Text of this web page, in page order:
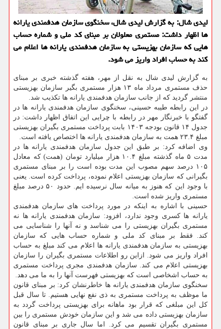
لیدی شال: به گزارش لیدی شال، سخنگوی سازمان هدفمندی یارانه
ها اظهار داشت: مستمری معلولان بر مبنای کد ملی و شماره حساب
هایی که سازمان بهزیستی به سازمان هدفمندی یارانه ها اعلام می
کند به حساب افراد واریز می شود.
به گزارش لیدی شال به نقل از مهر، هفته گذشته خبری بر مبنای
حذف مستمری مرداد ماه ۱۳ هزار مستمری بگیر سازمان بهزیستی
منتشر گردید که از جانب سازمان هدفمندی یارانه ها تکذیب شد.
در این رابطه طیبه حسینی، سخنگوی سازمان هدفمندی یارانه ها در
گفتگو با خبرنگار مهر در رابطه با چرایی این اتفاق اظهار داشت: در
جدول ۱۴ قانون بودجه ۱۴۰۳ بابت پرداخت مستمری بگیران بهزیستی
مبلغ ۲۳.۴ همت به سازمان هدفمندی یارانه ها اختصاص یافته است.
وی اضافه کرد: بر طبق این جدول سازمان هدفمندی یارانه ها در
مدت ۵ ماه گذشته مبلغ ۱۰.۴ هزار میلیارد تومان (همت) که معادل
۱۰۵ درصد سهم مصوب این مدت بوده است را بر مبنای مستمری
بگیرانی که سازمان بهزیستی اعلام نموده، پرداخت کرده است. یعنی
با وجود این که هنوز به میانه سال نرسیده ایم. حدود ۵۰ درصد مبلغ
مستمری واریز شده است.
حسینی با اشاره به اینکه در مورد پرداخت های سازمان هدفمندی
یارانه ها کسری وجود ندارد، افزود: سازمان هدفمندی یارانه ها نه
مستمری بگیران بهزیستی را می شناسد و نه آنها را شناسایی می
کند. فقط بر مبنای کد ملی و شماره حساب هایی که سازمان
بهزیستی به سازمان هدفمندی یارانه ها اعلام می کند مبلغ به حساب
افراد واریز می شود. ازاین رو اطلاعات مستمری بگیران را سازمان
بهزیستی اعلام می کند. سازمان هدفمندی مجری پرداخت مستمری
به حساب اشخاصی است که بهزیستی فهرست آنها را به ما می دهد.
سخنگوی سازمان هدفمندی یارانه ها خاطرنشان کرد: بر مبنای قانون
ما موظف به پرداخت مستمری به ذی نفع نهایی هستیم. تا سال قبل
کل این مبلغی که قرار بود ماهانه برای بهزیستی پرداخت گردد به
سازمان بهزیستی داده می شد و این سازمان خودش مستمری را بین
مستمری بگیران تقسیم می کرد. اما سال جاری بر مبنای قانون